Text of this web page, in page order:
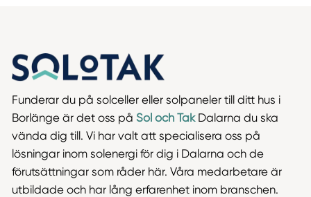
Funderar du på solceller eller solpaneler till ditt hus i
Borlänge är det oss på Sol och TakDalarna du ska
vända dig till. Vi har valt att specialisera oss på
lösningar inom solenergi för dig i Dalarna och de
förutsättningar som råder här. Våra medarbetare är
utbildade och har lång erfarenhet inom branschen.